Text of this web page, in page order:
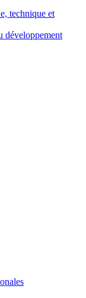
technique et
développement